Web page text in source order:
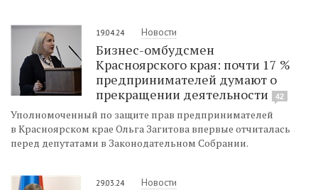
19.04.24 Новости
Бизнес-омбудсмен
Красноярского края: почти 17 %
предпринимателей думают о
прекращении деятельности
42
Уполномоченный по защите прав предпринимателей
в Красноярском крае Ольга Загитова впервые отчиталась
перед депутатами в Законодательном Собрании.
29.03.24 Новости